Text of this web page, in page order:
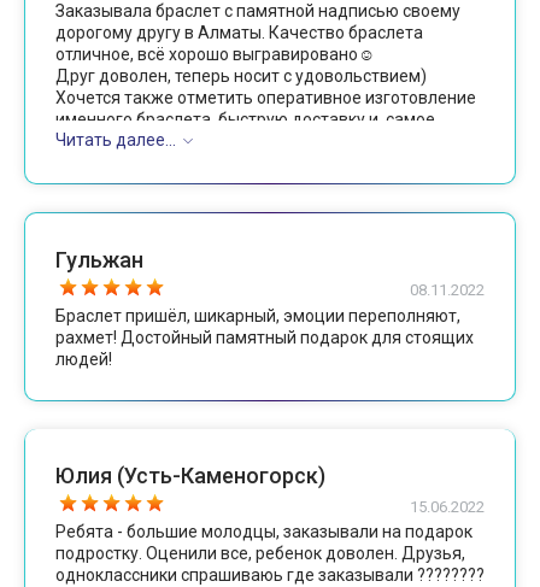
Заказывала браслет с памятной надписью своему
дорогому другу в Алматы. Качество браслета
отличное, всё хорошо выгравировано☺️
Друг доволен, теперь носит с удовольствием)
Хочется также отметить оперативное изготовление
именного браслета, быструю доставку и, самое
главное, отзывчивость администратора????????
Читать далее...
Гульжан
08.11.2022
Браслет пришёл, шикарный, эмоции переполняют,
рахмет! Достойный памятный подарок для стоящих
людей!
Юлия (Усть-Каменогорск)
15.06.2022
Ребята - большие молодцы, заказывали на подарок
подростку. Оценили все, ребенок доволен. Друзья,
одноклассники спрашиваюь где заказывали ????????